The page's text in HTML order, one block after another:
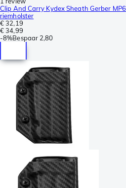
Clip And Carry Kydex Sheath Gerber
riemholster
€ 32,19
€ 34,99
-8%Bespaar 2,80